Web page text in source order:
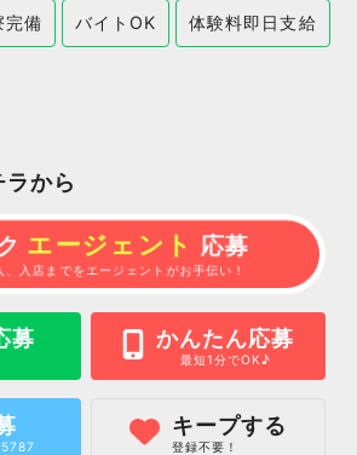
完備 バイトOK 体験料即日支給
から
エージェント 応募
、入店までをエージェントがお手伝い！
募 かんたん応募
最短1分でOK♪
キープする
登録不要！